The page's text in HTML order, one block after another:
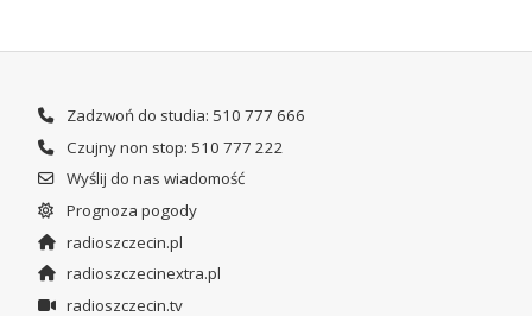
Zadzwoń do studia: 510 777 666
Czujny non stop: 510 777 222
Wyślij do nas wiadomość
Prognoza pogody
radioszczecin.pl
radioszczecinextra.pl
radioszczecin.tv